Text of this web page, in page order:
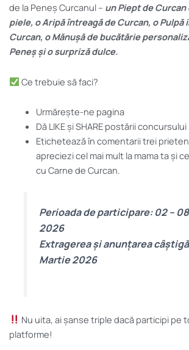
de la Peneș Curcanul – un Piept de
piele, o Aripă întreagă de Curcan, o Pulpă
Curcan, o Mănușă de bucătărie
Peneș și o surpriză dulce.
Ce trebuie să faci?
Urmărește-ne pagina
Dă LIKE și SHARE postării concursului
Etichetează în comentarii trei
apreciezi cel mai mult la mama ta și
cu Carne de Curcan.
Perioada de participare: 02 –
2026
Extragerea și anunțarea
Martie 2026
Nu uita, ai șanse triple dacă participi pe
platforme!